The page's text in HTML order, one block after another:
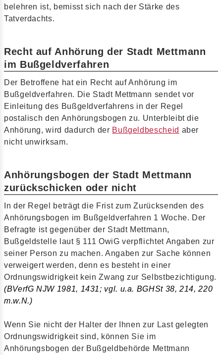
belehren ist, bemisst sich nach der Stärke des
Tatverdachts.
Recht auf Anhörung der Stadt Mettmann
im Bußgeldverfahren
Der Betroffene hat ein Recht auf Anhörung im
Bußgeldverfahren. Die Stadt Mettmann sendet vor
Einleitung des Bußgeldverfahrens in der Regel
postalisch den Anhörungsbogen zu. Unterbleibt die
Anhörung, wird dadurch der Bußgeldbescheid aber
nicht unwirksam.
Anhörungsbogen der Stadt Mettmann
zurückschicken oder nicht
In der Regel beträgt die Frist zum Zurücksenden des
Anhörungsbogen im Bußgeldverfahren 1 Woche. Der
Befragte ist gegenüber der Stadt Mettmann,
Bußgeldstelle laut § 111 OwiG verpflichtet Angaben zur
seiner Person zu machen. Angaben zur Sache können
verweigert werden, denn es besteht in einer
Ordnungswidrigkeit kein Zwang zur Selbstbezichtigung.
(BVerfG NJW 1981, 1431; vgl. u.a. BGHSt 38, 214, 220
m.w.N.)
Wenn Sie nicht der Halter der Ihnen zur Last gelegten
Ordnungswidrigkeit sind, können Sie im
Anhörungsbogen der Bußgeldbehörde Mettmann